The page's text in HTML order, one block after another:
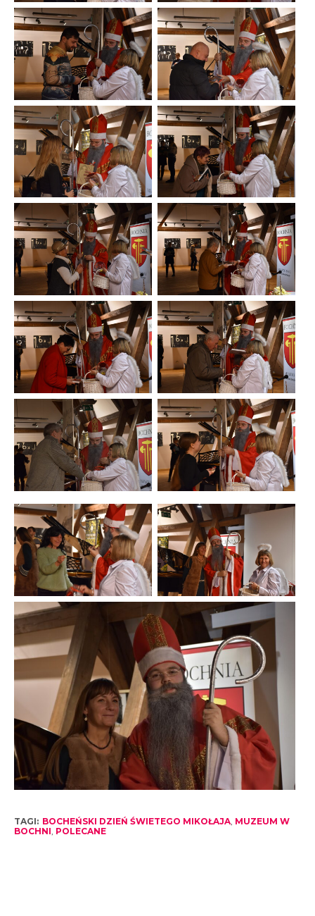
TAGI: BOCHEŃSKI DZIEŃ ŚWIETEGO MIKOŁAJA, MUZEUM W
BOCHNI, POLECANE